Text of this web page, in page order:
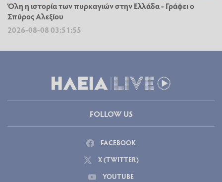
Όλη η ιστορία των πυρκαγιών στην Ελλάδα - Γράφει ο
Σπύρος Αλεξίου
2026-08-08 03:51:55
FOLLOW US
FACEBOOK
X (TWITTER)
YOUTUBE